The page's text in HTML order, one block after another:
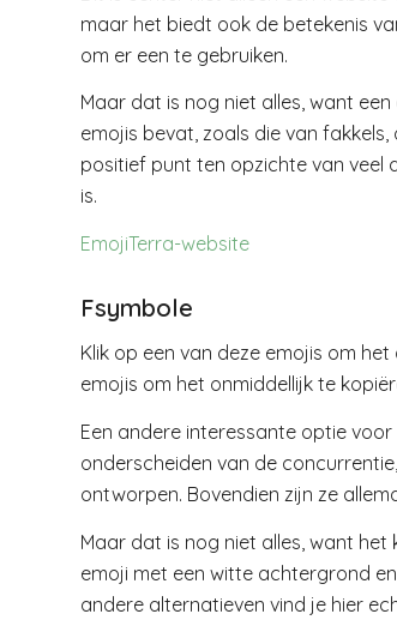
maar het biedt ook de betekenis
om er een te gebruiken.
Maar dat is nog niet alles, want
emojis bevat, zoals die van
positief punt ten opzichte van veel
is.
EmojiTerra-website
Fsymbole
Klik op een van deze emojis om
emojis om het onmiddellijk te
Een andere interessante optie
onderscheiden van de
ontworpen. Bovendien zijn ze
Maar dat is nog niet alles, want
emoji met een witte achtergrond
andere alternatieven vind je hier